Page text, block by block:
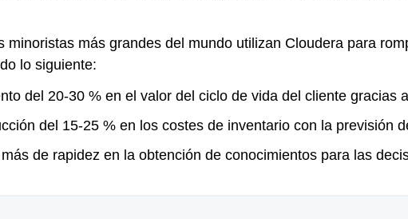
minoristas más grandes del mundo utilizan Cloudera para
lo siguiente:
del 20-30 % en el valor del ciclo de vida del cliente gracias
del 15-25 % en los costes de inventario con la previsión
de rapidez en la obtención de conocimientos para las